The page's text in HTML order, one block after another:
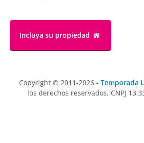
Incluya su propiedad
Copyright © 2011-2026 - Temporada
los derechos reservados. CNPJ